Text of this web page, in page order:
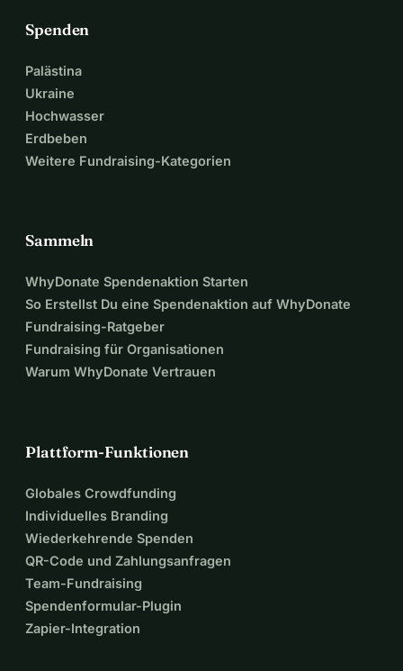
Spenden
Palästina
Ukraine
Hochwasser
Erdbeben
Weitere Fundraising-Kategorien
Sammeln
WhyDonate Spendenaktion Starten
So Erstellst Du eine Spendenaktion auf WhyDonate
Fundraising-Ratgeber
Fundraising für Organisationen
Warum WhyDonate Vertrauen
Plattform-Funktionen
Globales Crowdfunding
Individuelles Branding
Wiederkehrende Spenden
QR-Code und Zahlungsanfragen
Team-Fundraising
Spendenformular-Plugin
Zapier-Integration